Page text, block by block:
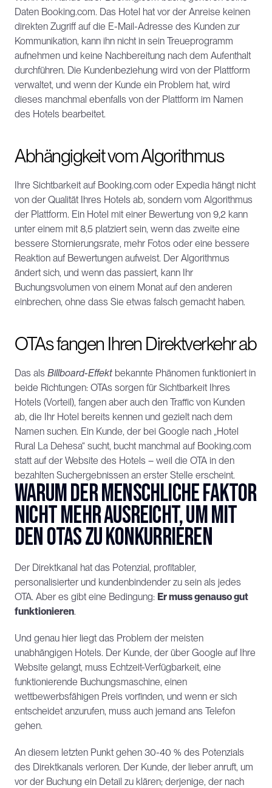
Daten Booking.com. Das Hotel hat vor der Anreise keinen
direkten Zugriff auf die E-Mail-Adresse des Kunden zur
Kommunikation, kann ihn nicht in sein Treueprogramm
aufnehmen und keine Nachbereitung nach dem Aufenthalt
durchführen. Die Kundenbeziehung wird von der Plattform
verwaltet, und wenn der Kunde ein Problem hat, wird
dieses manchmal ebenfalls von der Plattform im Namen
des Hotels bearbeitet.
Abhängigkeit vom Algorithmus
Ihre Sichtbarkeit auf Booking.com oder Expedia hängt nicht
von der Qualität Ihres Hotels ab, sondern vom Algorithmus
der Plattform. Ein Hotel mit einer Bewertung von 9,2 kann
unter einem mit 8,5 platziert sein, wenn das zweite eine
bessere Stornierungsrate, mehr Fotos oder eine bessere
Reaktion auf Bewertungen aufweist. Der Algorithmus
ändert sich, und wenn das passiert, kann Ihr
Buchungsvolumen von einem Monat auf den anderen
einbrechen, ohne dass Sie etwas falsch gemacht haben.
OTAs fangen Ihren Direktverkehr ab
Das als Billboard-Effekt bekannte Phänomen funktioniert in
beide Richtungen: OTAs sorgen für Sichtbarkeit Ihres
Hotels (Vorteil), fangen aber auch den Traffic von Kunden
ab, die Ihr Hotel bereits kennen und gezielt nach dem
Namen suchen. Ein Kunde, der bei Google nach „Hotel
Rural La Dehesa“ sucht, bucht manchmal auf Booking.com
statt auf der Website des Hotels – weil die OTA in den
bezahlten Suchergebnissen an erster Stelle erscheint.
Warum der menschliche Faktor
nicht mehr ausreicht, um mit
den OTAs zu konkurrieren
Der Direktkanal hat das Potenzial, profitabler,
personalisierter und kundenbindender zu sein als jedes
OTA. Aber es gibt eine Bedingung: Er muss genauso gut
funktionieren.
Und genau hier liegt das Problem der meisten
unabhängigen Hotels. Der Kunde, der über Google auf Ihre
Website gelangt, muss Echtzeit-Verfügbarkeit, eine
funktionierende Buchungsmaschine, einen
wettbewerbsfähigen Preis vorfinden, und wenn er sich
entscheidet anzurufen, muss auch jemand ans Telefon
gehen.
An diesem letzten Punkt gehen 30-40 % des Potenzials
des Direktkanals verloren. Der Kunde, der lieber anruft, um
vor der Buchung ein Detail zu klären; derjenige, der nach